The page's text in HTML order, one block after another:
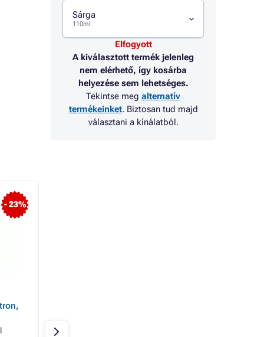
Sárga
110ml
Elfogyott
A kiválasztott termék jelenleg
nem elérhető, így kosárba
helyezése sem lehetséges.
Tekintse meg alternatív
termékeinket. Biztosan tud majd
választani a kínálatból.
- 23%